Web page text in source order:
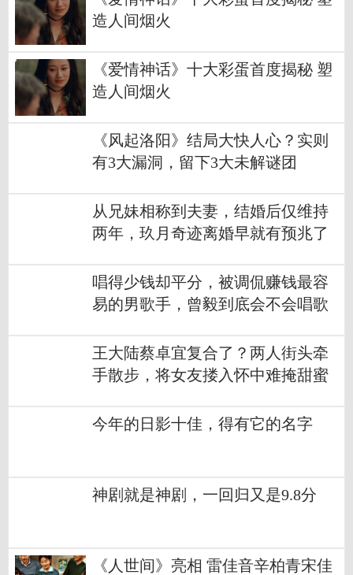
造人间烟火
《爱情神话》十大彩蛋首度揭秘 塑
造人间烟火
《风起洛阳》结局大快人心？实则
有3大漏洞，留下3大未解谜团
从兄妹相称到夫妻，结婚后仅维持
两年，玖月奇迹离婚早就有预兆了
唱得少钱却平分，被调侃赚钱最容
易的男歌手，曾毅到底会不会唱歌
王大陆蔡卓宜复合了？两人街头牵
手散步，将女友搂入怀中难掩甜蜜
今年的日影十佳，得有它的名字
神剧就是神剧，一回归又是9.8分
《人世间》亮相 雷佳音辛柏青宋佳